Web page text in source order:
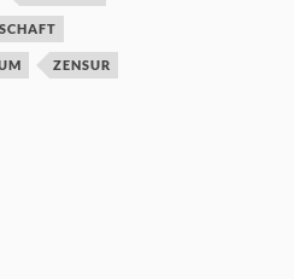
ZENSUR